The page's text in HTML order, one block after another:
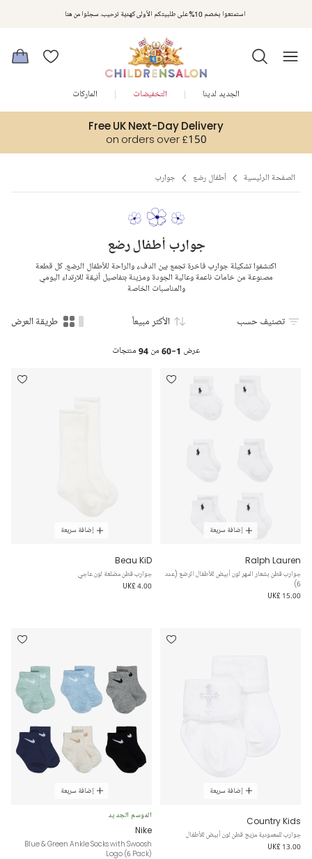
استمتعوا بخصم 10% على طلبيتكم الأولى كهدية ترحيب. سجلوا من هنا
مكافآت تشلدرن صالون | اجمعوا النقاط مع كل عملية شراء لتحصلوا على هدايا حصرية وعروض مصممة خصيصا لتلبي
متطلباتكم
Free UK Next-Day Delivery
on orders over £150
الجديد لدينا التخفيضات الماركات
الصفحة الرئيسية أطفال رضع جوارب
جوارب أطفال رضع
اكتشفوا تشكيلة جوارب فاخرة تجمع بين الدفء والراحة للأطفال الرضع. كل قطعة
مصنوعة من خامات ناعمة وعالية الجودة ومزينة بتفاصيل أنيقة للارتداء اليومي
والمناسبات الخاصة
تصنيف حسب الأكثر مبيعاً طريقة العرض
عرض 1-60 من 94 منتجات
إضافة سريعة
Ralph Lauren
جوارب قطن بشعار المهر لون أبيض للأطفال الرضع (عدد
6)
UK£ 15.00
إضافة سريعة
Beau KiD
جوارب قطن مضلعة لون عاجي
UK£ 4.00
إضافة سريعة
Country Kids
جوارب للمعمودية مزيج قطن لون أبيض للأطفال
UK£ 13.00
إضافة سريعة
الموسم الجديد
Nike
Blue & Green Ankle Socks with Swoosh
Logo (6 Pack)